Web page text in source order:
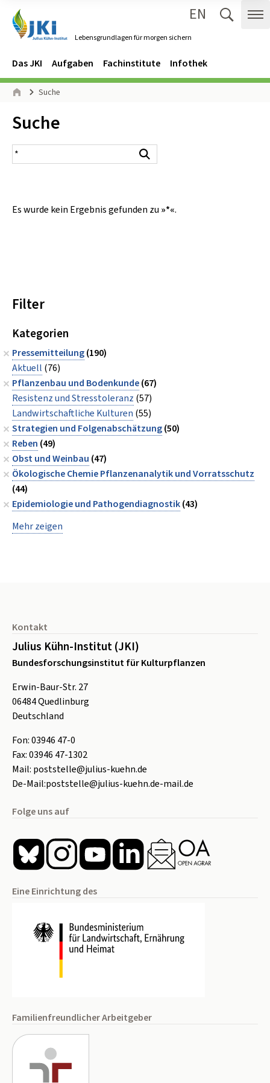
Lebensgrundlagen für morgen sichern
EN
Navigation
Hauptmenü
Das JKI Aufgaben Fachinstitute Infothek
Seitenpfad
Suche
Inhalt:
Suche
Suchergebnis
Es wurde kein Ergebnis gefunden zu »*«.
Filter
Kategorien
Pressemitteilung(190)
Aktuell (76)
Pflanzenbau und Bodenkunde(67)
Resistenz und Stresstoleranz (57)
Landwirtschaftliche Kulturen (55)
Strategien und Folgenabschätzung(50)
Reben (49)
Obst und Weinbau (47)
Ökologische Chemie Pflanzenanalytik und Vorratsschutz
(44)
Epidemiologie und Pathogendiagnostik(43)
Mehr zeigen
Kontakt
Julius Kühn-Institut (JKI)
Bundesforschungsinstitut für Kulturpflanzen
Erwin-Baur-Str. 27
06484Quedlinburg
Deutschland
Fon:03946 47-0
Fax:03946 47-1302
Mail: poststelle@julius-kuehn.de
De-Mail:poststelle@julius-kuehn.de-mail.de
Folge uns auf
Eine Einrichtung des
Familienfreundlicher Arbeitgeber